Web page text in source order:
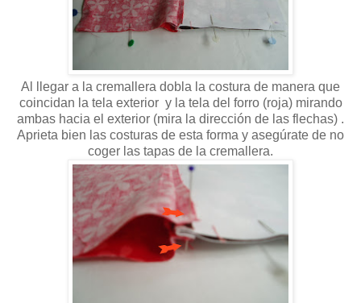
Al llegar a la cremallera dobla la costura de manera que
coincidan la tela exterior y la tela del forro (roja) mirando
ambas hacia el exterior (mira la dirección de las flechas) .
Aprieta bien las costuras de esta forma y asegúrate de no
coger las tapas de la cremallera.